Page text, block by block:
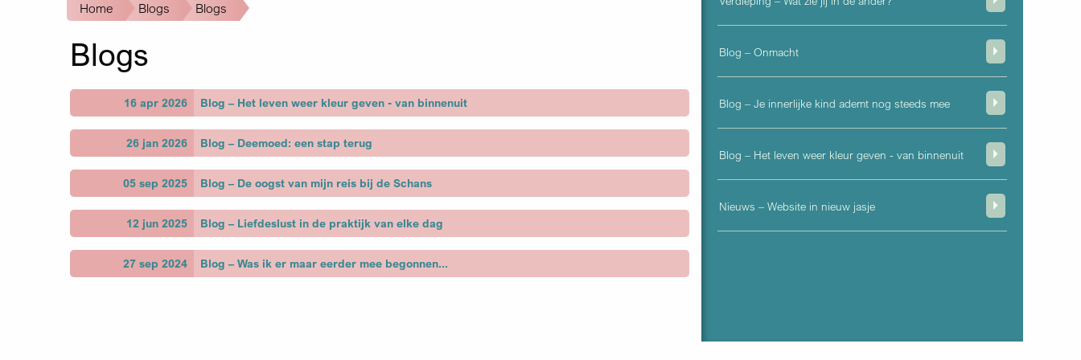
Kruimelpad
Home Blogs Blogs
Blogs
16 apr 2026 Blog – Het leven weer kleur geven - van binnenuit
26 jan 2026 Blog – Deemoed: een stap terug
05 sep 2025 Blog – De oogst van mijn reis bij de Schans
12 jun 2025 Blog – Liefdeslust in de praktijk van elke dag
27 sep 2024 Blog – Was ik er maar eerder mee begonnen...
Blog – Onmacht
Blog – Je innerlijke kind ademt nog steeds mee
Blog – Het leven weer kleur geven - van binnenuit
Nieuws – Website in nieuw jasje